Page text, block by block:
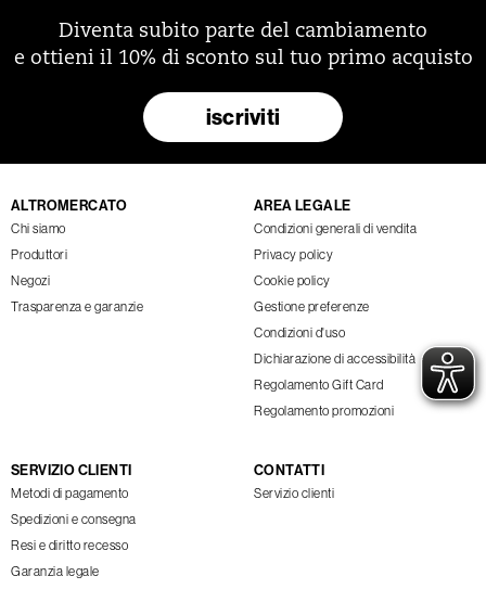
Diventa subito parte del cambiamento
e ottieni il 10% di sconto sul tuo primo acquisto
iscriviti
ALTROMERCATO
Chi siamo
Produttori
Negozi
Trasparenza e garanzie
AREA LEGALE
Condizioni generali di vendita
Privacy policy
Cookie policy
Gestione preferenze
Condizioni d'uso
Dichiarazione di accessibilità
Regolamento Gift Card
Regolamento promozioni
SERVIZIO CLIENTI
Metodi di pagamento
Spedizioni e consegna
Resi e diritto recesso
Garanzia legale
CONTATTI
Servizio clienti